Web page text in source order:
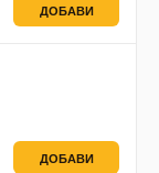
ДОБАВИ
ДОБАВИ